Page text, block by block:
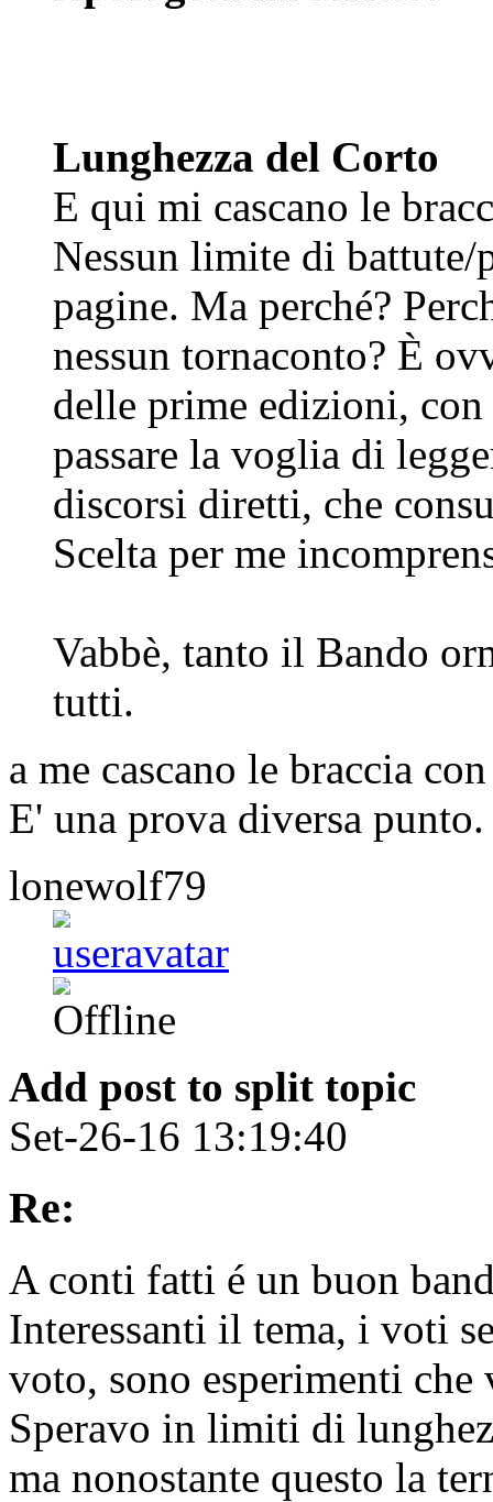
Lunghezza del Corto
E qui mi cascano le
Nessun limite di
pagine. Ma perché?
nessun tornaconto? È
delle prime edizioni,
passare la voglia di
discorsi diretti, che
Scelta per me
Vabbè, tanto il Bando
tutti.
a me cascano le braccia
E' una prova diversa
lonewolf79
Add post to split topic
Set-26-16 13:19:40
Re:
A conti fatti é un buon
Interessanti il tema, i voti
voto, sono esperimenti che
Speravo in limiti di
ma nonostante questo la